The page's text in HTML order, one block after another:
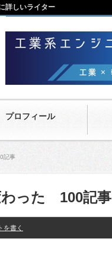
プロフィール
詳しいライター
記事
わった 100記事
を書く